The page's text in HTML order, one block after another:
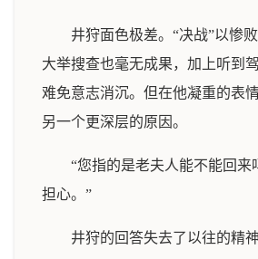
井狩面色极差。“决战”以惨
大举搜查也毫无成果，加上听到
难免意志消沉。但在他凝重的表
另一个更深层的原因。
“您指的是老夫人能不能回来
担心。”
井狩的回答失去了以往的精神